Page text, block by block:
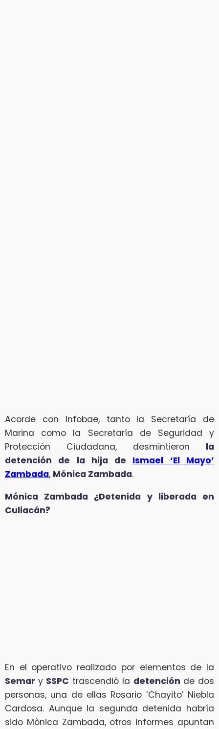
Acorde con Infobae, tanto la Secretaría de
Marina como la Secretaría de Seguridad y
Protección Ciudadana, desmintieron la
detención de la hija de Ismael ‘El Mayo’
Zambada, Mónica Zambada.
Mónica Zambada ¿Detenida y liberada en
Culiacán?
En el operativo realizado por elementos de la
Semar y SSPC trascendió la detención de dos
personas, una de ellas Rosario ‘Chayito’ Niebla
Cardosa. Aunque la segunda detenida habría
sido Mònica Zambada, otros informes apuntan